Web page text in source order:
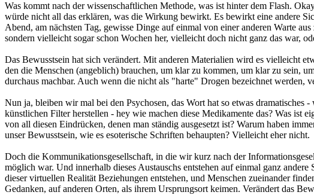
Was kommt nach der wissenschaftlichen Methode, was ist hinter dem Flash.
würde nicht all das erklären, was die Wirkung bewirkt. Es bewirkt eine andere
Abend, am nächsten Tag, gewisse Dinge auf einmal von einer anderen Warte
sondern vielleicht sogar schon Wochen her, vielleicht doch nicht ganz das war,
Das Bewusstsein hat sich verändert. Mit anderen Materialien wird es vielleicht
den die Menschen (angeblich) brauchen, um klar zu kommen, um klar zu sein,
durchaus machbar. Auch wenn die nicht als "harte" Drogen bezeichnet
Nun ja, bleiben wir mal bei den Psychosen, das Wort hat so etwas
künstlichen Filter herstellen - hey wie machen diese Medikamente das? Was
von all diesen Eindrücken, denen man ständig ausgesetzt ist? Warum haben
unser Bewusstsein, wie es esoterische Schriften behaupten? Vielleicht eher nicht.
Doch die Kommunikationsgesellschaft, in die wir kurz nach der
möglich war. Und innerhalb dieses Austauschs entstehen auf einmal ganz
dieser virtuellen Realität Beziehungen entstehen, und Menschen zueinander
Gedanken, auf anderen Orten, als ihrem Ursprungsort keimen. Verändert das